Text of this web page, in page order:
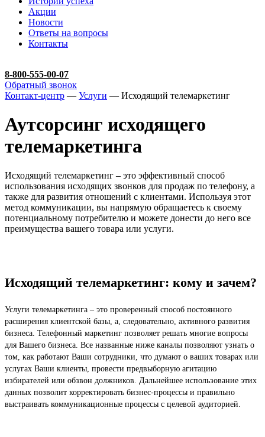
Акции
Новости
Ответы на вопросы
Контакты
8-800-555-00-07
Обратный звонок
Контакт-центр — Услуги — Исходящий телемаркетинг
Аутсорсинг исходящего
телемаркетинга
Исходящий телемаркетинг – это эффективный способ
использования исходящих звонков для продаж по телефону, а
также для развития отношений с клиентами. Используя этот
метод коммуникации, вы напрямую обращаетесь к своему
потенциальному потребителю и можете донести до него все
преимущества вашего товара или услуги.
Исходящий телемаркетинг: кому и зачем?
Услуги телемаркетинга – это проверенный способ постоянного
расширения клиентской базы, а, следовательно, активного развития
бизнеса. Телефонный маркетинг позволяет решать многие вопросы
для Вашего бизнеса. Все названные ниже каналы позволяют узнать о
том, как работают Ваши сотрудники, что думают о ваших товарах или
услугах Ваши клиенты, провести предвыборную агитацию
избирателей или обзвон должников. Дальнейшее использование этих
данных позволит корректировать бизнес-процессы и правильно
выстраивать коммуникационные процессы с целевой аудиторией.